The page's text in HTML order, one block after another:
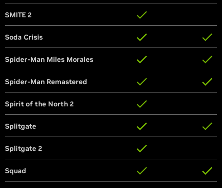
SMITE 2
Soda Crisis
Spider-Man Miles Morales
Spider-Man Remastered
Spirit of the North 2
Splitgate
Splitgate 2
Squad
SMITE 2
Soda Crisis
Spider-Man Miles Morales
Spider-Man Remastered
Spirit of the North 2
Splitgate
Splitgate 2
Squad